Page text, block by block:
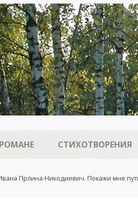
СТИХОТВОРЕНИЯ
Прлина-Никодиевич. Покажи мне